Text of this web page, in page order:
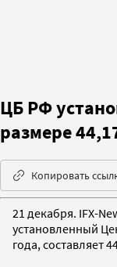
ЦБ РФ
размере
Копировать
21 декабря. IFX-
установленный
года, составляет